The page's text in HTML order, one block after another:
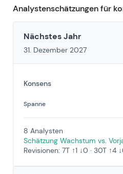
Analystenschätzungen für
Nächstes Jahr
31. Dezember 2027
Konsens
Spanne
8 Analysten
Schätzung Wachstum vs.
Revisionen: 7T ↑1 ↓0 · 30T ↑4